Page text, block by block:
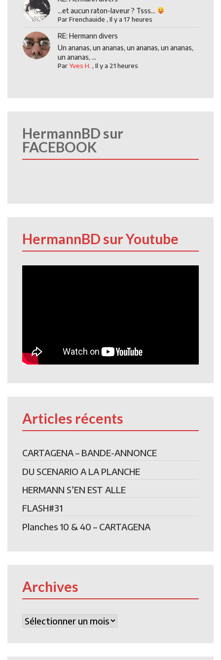
...et aucun raton-laveur ? Tsss...
ParFrenchauide ,Il y a 17 heures
RE: Hermann divers
Un ananas, un ananas, un ananas, un ananas,
un ananas, ...
ParYves H. ,Il y a 21 heures
HermannBD sur
FACEBOOK
HermannBD sur Youtube
Articles récents
CARTAGENA – BANDE-ANNONCE
DU SCENARIO A LA PLANCHE
HERMANN S’EN EST ALLE
FLASH#31
Planches 10 & 40 – CARTAGENA
Archives
Archives